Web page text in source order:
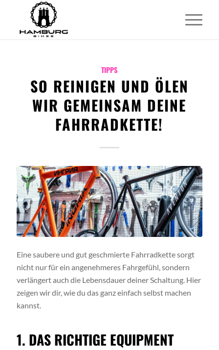
TIPPS
SO REINIGEN UND ÖLEN
WIR GEMEINSAM DEINE
FAHRRADKETTE!
Eine saubere und gut geschmierte Fahrradkette sorgt
nicht nur für ein angenehmeres Fahrgefühl, sondern
verlängert auch die Lebensdauer deiner Schaltung. Hier
zeigen wir dir, wie du das ganz einfach selbst machen
kannst.
1. DAS RICHTIGE EQUIPMENT